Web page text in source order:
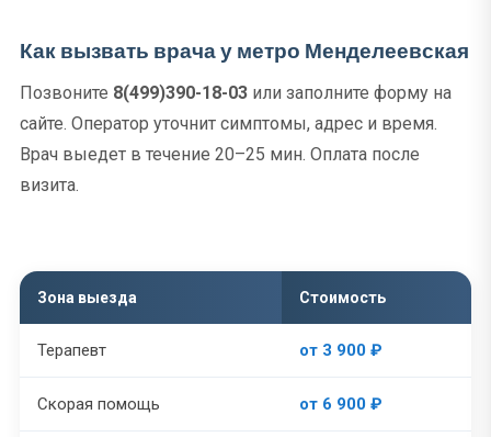
Как вызвать врача у метро Менделеевская
Позвоните 8(499)390-18-03 или заполните форму на
сайте. Оператор уточнит симптомы, адрес и время.
Врач выедет в течение 20–25 мин. Оплата после
визита.
Зона выезда Стоимость
Терапевт от 3 900 ₽
Скорая помощь от 6 900 ₽